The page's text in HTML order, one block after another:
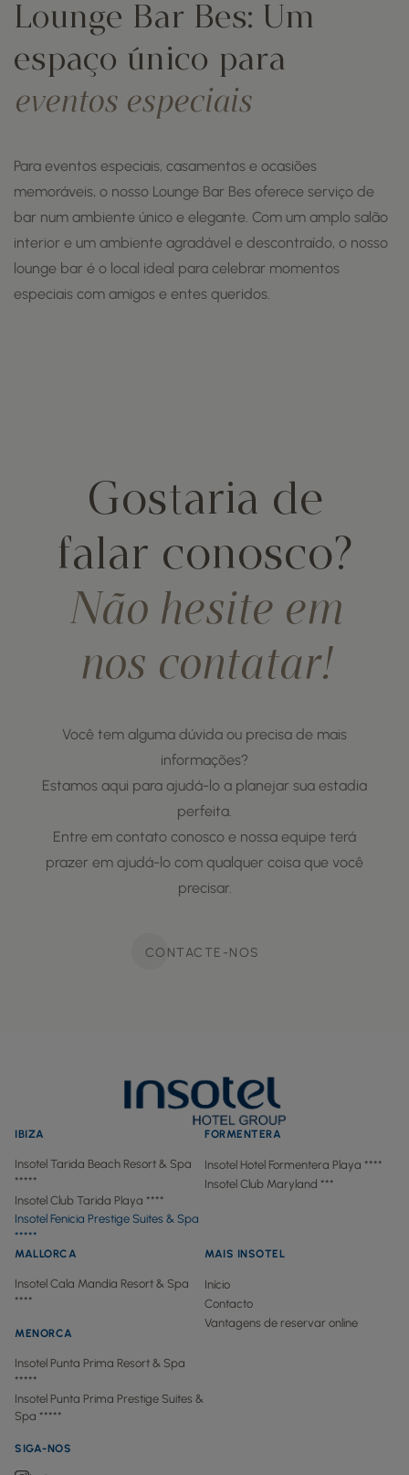
Lounge Bar Bes: Um
espaço único para
eventos especiais
Para eventos especiais, casamentos e ocasiões
memoráveis, o nosso Lounge Bar Bes oferece serviço de
bar num ambiente único e elegante. Com um amplo salão
interior e um ambiente agradável e descontraído, o nosso
lounge bar é o local ideal para celebrar momentos
especiais com amigos e entes queridos.
Gostaria de
falar conosco?
Não hesite em
nos contatar!
Você tem alguma dúvida ou precisa de mais
informações?
Estamos aqui para ajudá-lo a planejar sua estadia
perfeita.
Entre em contato conosco e nossa equipe terá
prazer em ajudá-lo com qualquer coisa que você
precisar.
CONTACTE-NOS
IBIZA
Insotel Tarida Beach Resort & Spa
*****
Insotel Club Tarida Playa ****
Insotel Fenicia Prestige Suites & Spa
*****
FORMENTERA
Insotel Hotel Formentera Playa ****
Insotel Club Maryland ***
MALLORCA
Insotel Cala Mandía Resort & Spa
****
MENORCA
Insotel Punta Prima Resort & Spa
*****
Insotel Punta Prima Prestige Suites &
Spa *****
MAIS INSOTEL
Início
Contacto
Vantagens de reservar online
SIGA-NOS